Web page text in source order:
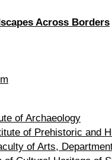
Across Borders
of Archaeology
of Prehistoric and
of Arts,